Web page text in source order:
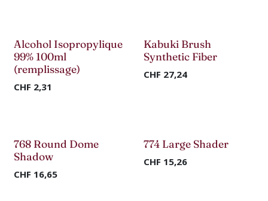
Alcohol Isopropylique
99% 100ml
(remplissage)
CHF 2,31
Kabuki Brush
Synthetic Fiber
CHF 27,24
768 Round Dome
Shadow
CHF 16,65
774 Large Shader
CHF 15,26